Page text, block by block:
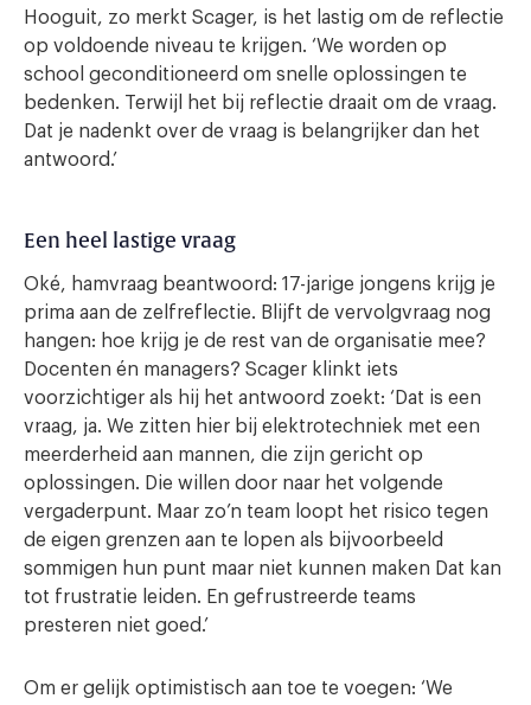
Hooguit, zo merkt Scager, is het lastig om de reflectie
op voldoende niveau te krijgen. ‘We worden op
school geconditioneerd om snelle oplossingen te
bedenken. Terwijl het bij reflectie draait om de vraag.
Dat je nadenkt over de vraag is belangrijker dan het
antwoord.’
Een heel lastige vraag
Oké, hamvraag beantwoord: 17-jarige jongens krijg je
prima aan de zelfreflectie. Blijft de vervolgvraag nog
hangen: hoe krijg je de rest van de organisatie mee?
Docenten én managers? Scager klinkt iets
voorzichtiger als hij het antwoord zoekt: ‘Dat is een
vraag, ja. We zitten hier bij elektrotechniek met een
meerderheid aan mannen, die zijn gericht op
oplossingen. Die willen door naar het volgende
vergaderpunt. Maar zo’n team loopt het risico tegen
de eigen grenzen aan te lopen als bijvoorbeeld
sommigen hun punt maar niet kunnen maken Dat kan
tot frustratie leiden. En gefrustreerde teams
presteren niet goed.’
Om er gelijk optimistisch aan toe te voegen: ‘We